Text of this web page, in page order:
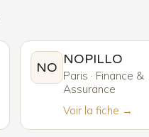
NO
NOPILLO
Paris · Finance &
Assurance
Voir la fiche →